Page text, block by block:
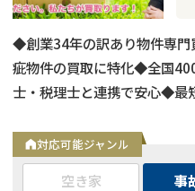
◆創業34年の訳あり物件専
疵物件の買取に特化◆全国
士・税理士と連携で安心◆
料・諸費用も会社負担◆不
にも対応◆現地調査・査定は
対応可能ジャンル
空き家 事